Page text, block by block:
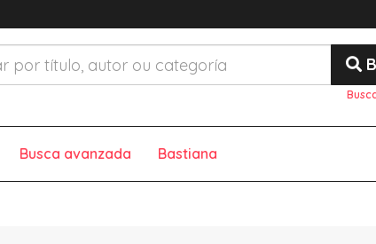
Busca avanzada Bastiana